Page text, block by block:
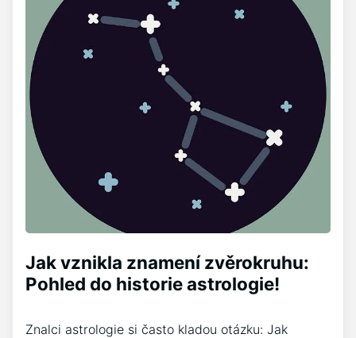
Jak vznikla znamení zvěrokruhu:
Pohled do historie astrologie!
Znalci astrologie si často kladou otázku: Jak